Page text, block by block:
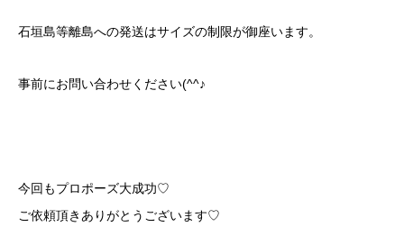
石垣島等離島への発送はサイズの制限が御座います。
事前にお問い合わせください(^^♪
今回もプロポーズ大成功♡
ご依頼頂きありがとうございます♡